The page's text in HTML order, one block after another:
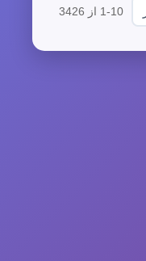
1-10 از 3426